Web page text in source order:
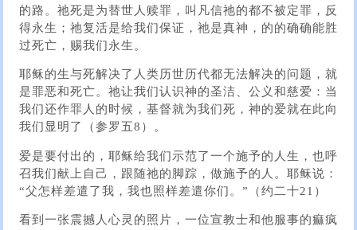
的路。祂死是为替世人赎罪，叫凡信祂的都不被定罪，反
得永生；祂复活是给我们保证，祂是真神，的的确确能胜
过死亡，赐我们永生。
耶稣的生与死解决了人类历世历代都无法解决的问题，就
是罪恶和死亡。祂让我们认识神的圣洁、公义和慈爱：当
我们还作罪人的时候，基督就为我们死，神的爱就在此向
我们显明了（参罗五8）。
爱是要付出的，耶稣给我们示范了一个施予的人生，也呼
召我们献上自己，跟随祂的脚踪，做施予的人。耶稣说：
“父怎样差遣了我，我也照样差遣你们。”（约二十21）
看到一张震撼人心灵的照片，一位宣教士和他服事的痲疯